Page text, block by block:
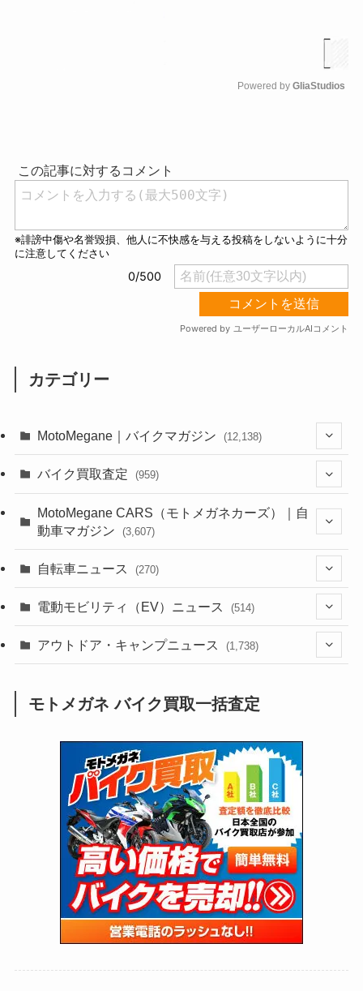
Powered by GliaStudios
カテゴリー
MotoMegane｜バイクマガジン (12,138)
(44)
(639)
(118)
(60)
(31)
(51)
(34)
(5)
(12)
(64)
(109)
(252)
(38)
(24)
(16)
(25)
(24)
(47)
(15)
(5)
(249)
(64)
(16)
(62)
(4)
(6)
(17)
(5)
(306)
(6,958)
(2,474)
(249)
(1,226)
(12)
(131)
(38)
(131)
(167)
(85)
(21)
(61)
(171)
(98)
(13)
(60)
(274)
(171)
(38)
(47)
(59)
(66)
(16)
(141)
(255)
(204)
(1,142)
(166)
(23)
(33)
(34)
(35)
(41)
(415)
(16)
バイク買取査定 (959)
(352)
MotoMegane CARS（モトメガネカーズ）｜自
動車マガジン
(3,607)
(186)
(137)
(74)
(2,744)
(126)
(170)
自転車ニュース (270)
(54)
(211)
電動モビリティ（EV）ニュース (514)
(132)
(171)
(118)
(27)
アウトドア・キャンプニュース (1,738)
(1,605)
(147)
(13)
(19)
(12)
(16)
モトメガネ バイク買取一括査定